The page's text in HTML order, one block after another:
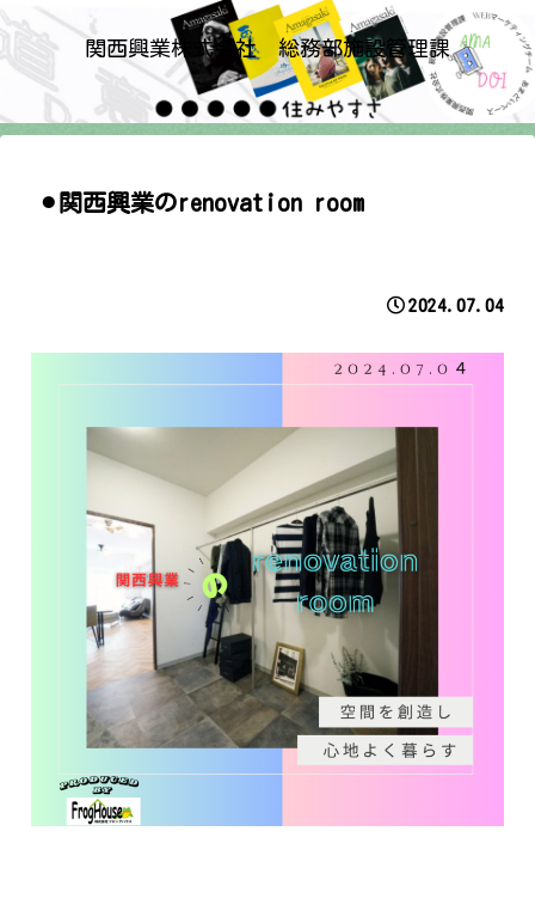
関西興業株式会社 総務部施設管理課
⚫︎関西興業のrenovation room
2024.07.04